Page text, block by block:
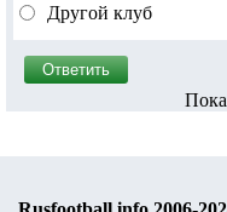
Другой клуб